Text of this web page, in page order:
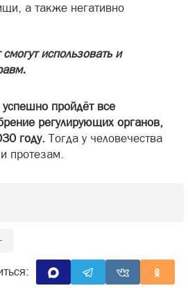
а также негативно
использовать и
успешно пройдёт все
регулирующих органов,
году. Тогда у человечества
протезам.